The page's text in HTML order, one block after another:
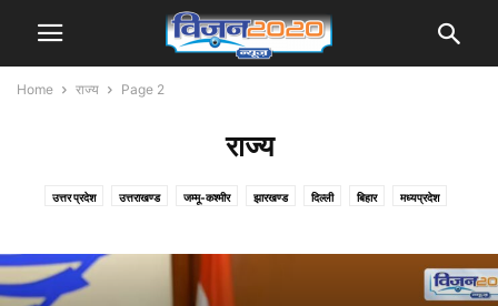
Home राज्य Page 2
राज्य
उत्तर प्रदेश उत्तराखण्ड जम्मू-कश्मीर झारखण्ड दिल्ली बिहार मध्यप्रदेश